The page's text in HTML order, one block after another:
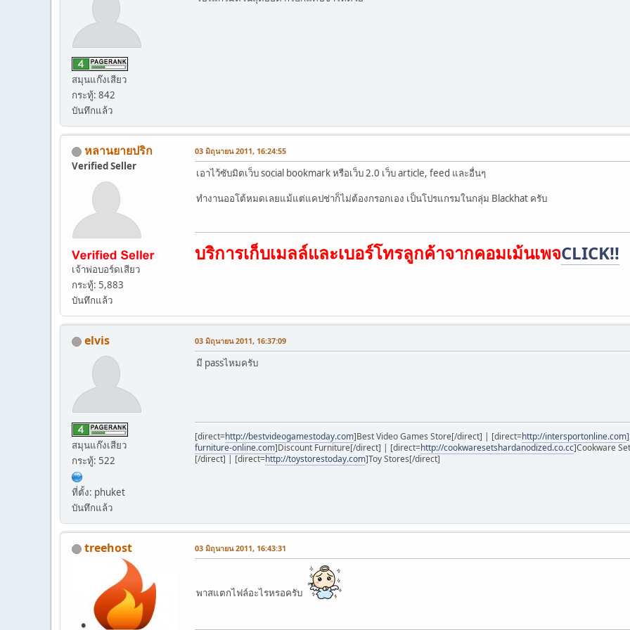
สมุนแก๊งเสียว
กระทู้: 842
บันทึกแล้ว
หลานยายปริก
Verified Seller
เจ้าพ่อบอร์ดเสียว
กระทู้: 5,883
บันทึกแล้ว
03 มิถุนายน 2011, 16:24:55
เอาไว้ซับมิตเว็บ social bookmark หรือเว็บ 2.0 เว็บ article, feed และอื่นๆ
ทำงานออโต้หมดเลยแม้แต่แคปช่าก็ไม่ต้องกรอกเอง เป็นโปรแกรมในกลุ่ม Blackhat ครับ
บริการเก็บเมลล์และเบอร์โทรลูกค้าจากคอมเม้นเพจCLICK!!
elvis
สมุนแก๊งเสียว
กระทู้: 522
ที่ตั้ง: phuket
บันทึกแล้ว
03 มิถุนายน 2011, 16:37:09
มี passไหมครับ
[direct=http://bestvideogamestoday.com]Best Video Games Store[/direct] | [direct=http://intersportonline.com
furniture-online.com]Discount Furniture[/direct] | [direct=http://cookwaresetshardanodized.co.cc]Cookware
[/direct] | [direct=http://toystorestoday.com]Toy Stores[/direct]
treehost 03 มิถุนายน 2011, 16:43:31
พาสแตกไฟล์อะไรหรอครับ